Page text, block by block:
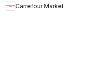
Carrefour Market